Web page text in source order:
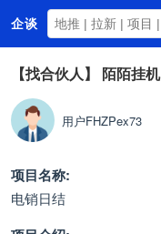
企谈
首页
商务资源
资讯动态
关于我们
【找合伙人】 陌陌挂机
用户FHZPex73
项目名称:
电销日结